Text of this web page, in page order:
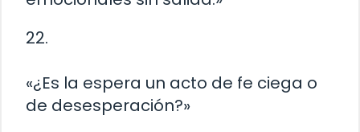
22.
«¿Es la espera un acto de fe ciega o
de desesperación?»